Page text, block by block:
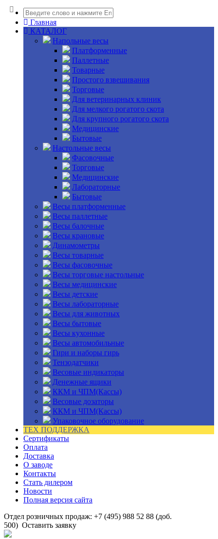
Главная
КАТАЛОГ
Напольные весы
Платформенные
Паллетные
Товарные
Простого взвешивания
Торговые
Для ветеринарных клиник
Для мелкого рогатого скота
Для крупного рогатого скота
Медицинские
Бытовые
Настольные весы
Фасовочные
Торговые
Медицинские
Лабораторные
Бытовые
Весы платформенные
Весы паллетные
Весы балочные
Весы крановые
Динамометры
Весы товарные
Весы фасовочные
Весы торговые настольные
Весы медицинские
Весы детские
Весы лабораторные
Весы для животных
Весы бытовые
Весы кухонные
Весы автомобильные
Гири и наборы гирь
Тензодатчики
Весовые индикаторы
Денежные ящики
ККМ и ЧПМ(Кассы)
Весовые дозаторы
ККМ и ЧПМ(Кассы)
Упаковочное оборудование
ТЕХ ПОДДЕРЖКА
Сертификаты
Оплата
Доставка
О заводе
Контакты
Стать дилером
Новости
Полная версия сайта
Отдел розничных продаж: +7 (495) 988 52 88 (доб.
500) Оставить заявку